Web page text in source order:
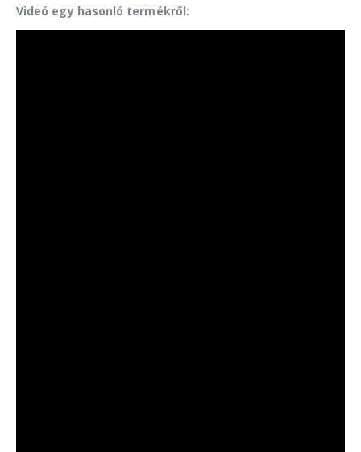
Videó egy hasonló termékről: